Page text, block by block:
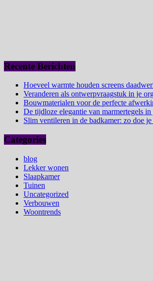
Recente Berichten
Hoeveel warmte houden screens
Veranderen als ontwerpvraagstuk in je
Bouwmaterialen voor de perfecte
De tijdloze elegantie van marmertegels
Slim ventileren in de badkamer: zo doe je
Categories
blog
Lekker wonen
Slaapkamer
Tuinen
Uncategorized
Verbouwen
Woontrends